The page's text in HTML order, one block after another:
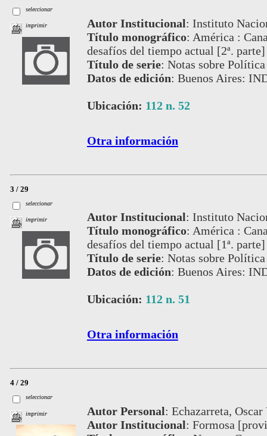
seleccionar
imprimir Autor Institucional: Instituto
Título monográfico: América :
desafíos del tiempo actual [2ª. parte]
Título de serie: Notas sobre
Datos de edición: Buenos Aires:
Ubicación: 112 n. 52
Otra información
3 / 29
seleccionar
imprimir Autor Institucional: Instituto
Título monográfico: América :
desafíos del tiempo actual [1ª. parte]
Título de serie: Notas sobre
Datos de edición: Buenos Aires:
Ubicación: 112 n. 51
Otra información
4 / 29
seleccionar
imprimir Autor Personal: Echazarreta,
Autor Institucional: Formosa